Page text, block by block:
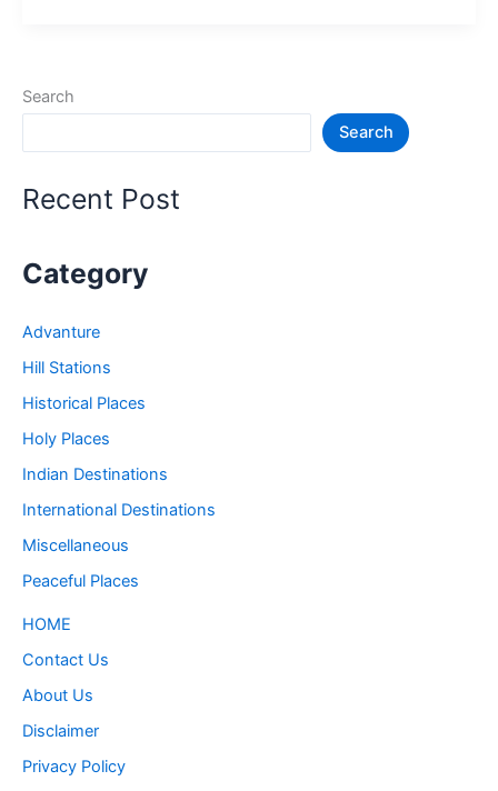
की
Tourist
Search
Search
Recent Post
Category
Advanture
Hill Stations
Historical Places
Holy Places
Indian Destinations
International Destinations
Miscellaneous
Peaceful Places
HOME
Contact Us
About Us
Disclaimer
Privacy Policy